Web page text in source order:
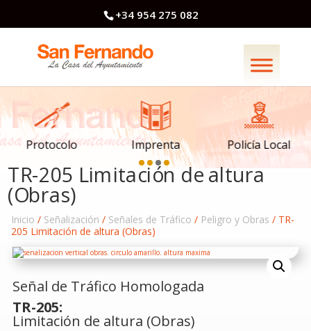
+34 954 275 082
Protocolo Imprenta Policía Local
TR-205 Limitación de altura
(Obras)
Inicio / Señalización / Señales de Tráfico / Peligro y Obras / TR-
205 Limitación de altura (Obras)
Señal de Tráfico Homologada
TR-205:
Limitación de altura (Obras)